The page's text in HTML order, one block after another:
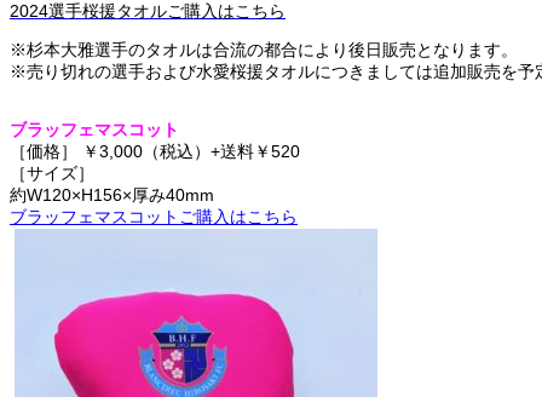
2024選手桜援タオルご購入はこちら
※杉本大雅選手のタオルは合流の都合により後日販売となります。
※売り切れの選手および水愛桜援タオルにつきましては追加販売を予
ブラッフェマスコット
［価格］ ￥3,000（税込）+送料￥520
［サイズ］
約W120×H156×厚み40mm
ブラッフェマスコットご購入はこちら